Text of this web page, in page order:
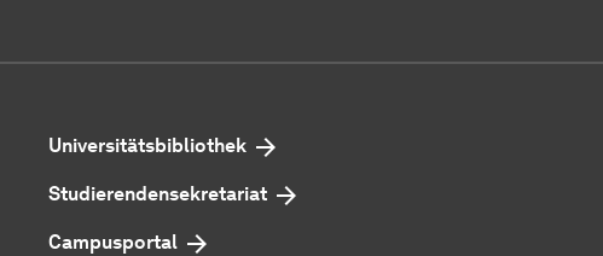
Universitätsbibliothek
Studierendensekretariat
Campusportal